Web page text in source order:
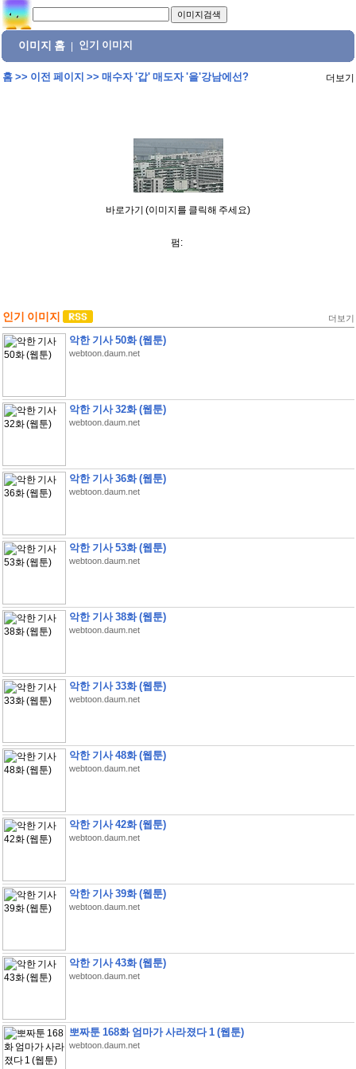
이미지 홈 인기 이미지
홈>> 이전 페이지 >> 매수자 '갑' 매도자 '을'강남에선? 더보기
바로가기 (이미지를 클릭해 주세요)
펌:
인기 이미지 더보기
악한 기사 50화 (웹툰)
webtoon.daum.net
악한 기사 32화 (웹툰)
webtoon.daum.net
악한 기사 36화 (웹툰)
webtoon.daum.net
악한 기사 53화 (웹툰)
webtoon.daum.net
악한 기사 38화 (웹툰)
webtoon.daum.net
악한 기사 33화 (웹툰)
webtoon.daum.net
악한 기사 48화 (웹툰)
webtoon.daum.net
악한 기사 42화 (웹툰)
webtoon.daum.net
악한 기사 39화 (웹툰)
webtoon.daum.net
악한 기사 43화 (웹툰)
webtoon.daum.net
뽀짜툰 168화 엄마가 사라졌다 1 (웹툰)
webtoon.daum.net